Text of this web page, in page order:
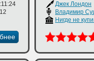
Джек Лондон
Владимир
Нигде не